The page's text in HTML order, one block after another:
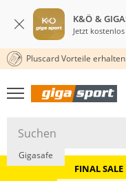
K&Ö &
Jetzt
30
Pluscard Vorteile erhalten
GIGASTYLE
FAHRRAD­
FINAL SALE
Gigasafe